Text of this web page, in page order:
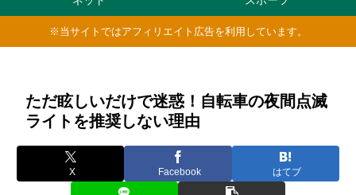
※当サイトではアフィリエイト広告を利用しています。
ただ眩しいだけで迷惑！自転車の夜間点滅
ライトを推奨しない理由
X Facebook はてブ